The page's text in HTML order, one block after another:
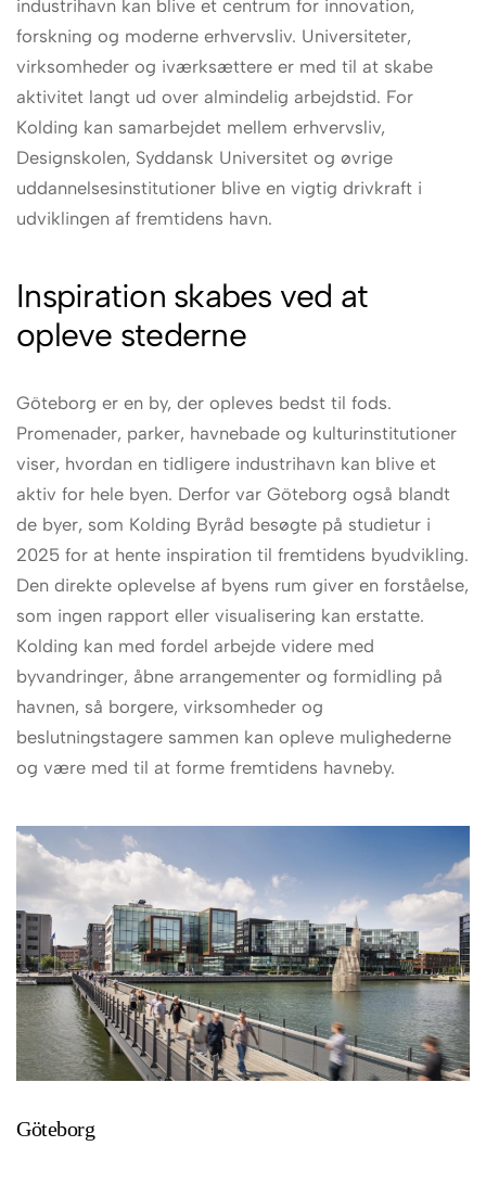
industrihavn kan blive et centrum for innovation,
forskning og moderne erhvervsliv. Universiteter,
virksomheder og iværksættere er med til at skabe
aktivitet langt ud over almindelig arbejdstid. For
Kolding kan samarbejdet mellem erhvervsliv,
Designskolen, Syddansk Universitet og øvrige
uddannelsesinstitutioner blive en vigtig drivkraft i
udviklingen af fremtidens havn.
Inspiration skabes ved at
opleve stederne
Göteborg er en by, der opleves bedst til fods.
Promenader, parker, havnebade og kulturinstitutioner
viser, hvordan en tidligere industrihavn kan blive et
aktiv for hele byen. Derfor var Göteborg også blandt
de byer, som Kolding Byråd besøgte på studietur i
2025 for at hente inspiration til fremtidens byudvikling.
Den direkte oplevelse af byens rum giver en forståelse,
som ingen rapport eller visualisering kan erstatte.
Kolding kan med fordel arbejde videre med
byvandringer, åbne arrangementer og formidling på
havnen, så borgere, virksomheder og
beslutningstagere sammen kan opleve mulighederne
og være med til at forme fremtidens havneby.
Göteborg